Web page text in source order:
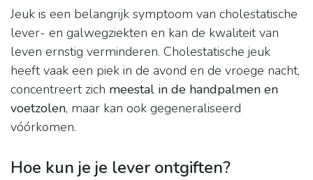
Jeuk is een belangrijk symptoom van cholestatische
lever- en galwegziekten en kan de kwaliteit van
leven ernstig verminderen. Cholestatische jeuk
heeft vaak een piek in de avond en de vroege nacht,
concentreert zich meestal in de handpalmen en
voetzolen, maar kan ook gegeneraliseerd
vóórkomen.
Hoe kun je je lever ontgiften?